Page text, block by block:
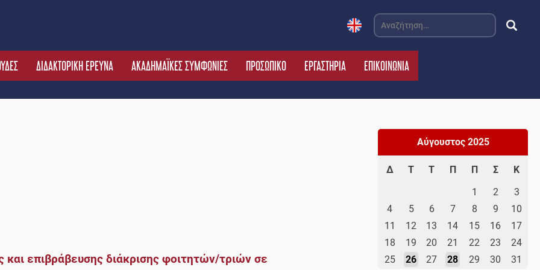
Αναζήτηση
για:
ΔΙΔΑΚΤΟΡΙΚΗ ΕΡΕΥΝΑ ΑΚΑΔΗΜΑΪΚΕΣ ΣΥΜΦΩΝΙΕΣ ΠΡΟΣΩΠΙΚΟ ΕΡΓΑΣΤΗΡΙΑ ΕΠΙΚΟΙΝΩΝΙΑ
επιβράβευσης διάκρισης φοιτητών/τριών σε
Αύγουστος 2025
Δ Τ Τ Π Π Σ
Κ
1
2
3
4
5 6 7 8 9
10
11
12 13 14 15 16
17
18
19 20 21 22 23
24
25
26 27 28 29 30
31